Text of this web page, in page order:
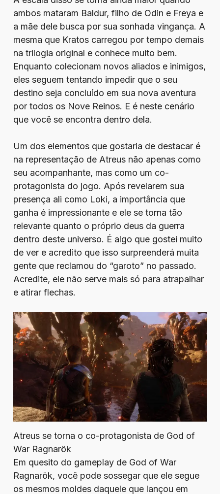
ambos mataram Baldur, filho de Odin e Freya e
a mãe dele busca por sua sonhada vingança. A
mesma que Kratos carregou por tempo demais
na trilogia original e conhece muito bem.
Enquanto colecionam novos aliados e inimigos,
eles seguem tentando impedir que o seu
destino seja concluído em sua nova aventura
por todos os Nove Reinos. E é neste cenário
que você se encontra dentro dela.
Um dos elementos que gostaria de destacar é
na representação de Atreus não apenas como
seu acompanhante, mas como um co-
protagonista do jogo. Após revelarem sua
presença ali como Loki, a importância que
ganha é impressionante e ele se torna tão
relevante quanto o próprio deus da guerra
dentro deste universo. É algo que gostei muito
de ver e acredito que isso surpreenderá muita
gente que reclamou do “garoto” no passado.
Acredite, ele não serve mais só para atrapalhar
e atirar flechas.
Atreus se torna o co-protagonista de God of
War Ragnarök
Em quesito do gameplay de God of War
Ragnarök, você pode sossegar que ele segue
os mesmos moldes daquele que lançou em